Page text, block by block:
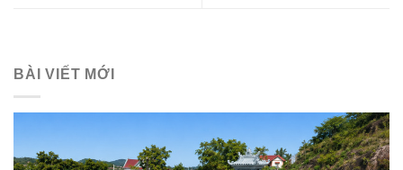
BÀI VIẾT MỚI